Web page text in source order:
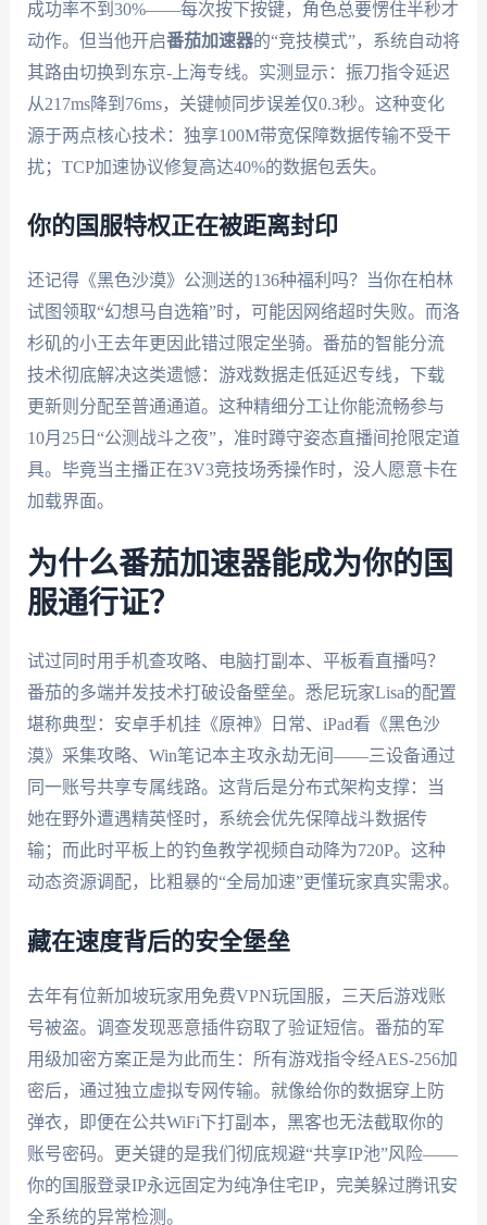
成功率不到30%——每次按下按键，角色总要愣住半秒才
动作。但当他开启番茄加速器的“竞技模式”，系统自动将
其路由切换到东京-上海专线。实测显示：振刀指令延迟
从217ms降到76ms，关键帧同步误差仅0.3秒。这种变化
源于两点核心技术：独享100M带宽保障数据传输不受干
扰；TCP加速协议修复高达40%的数据包丢失。
你的国服特权正在被距离封印
还记得《黑色沙漠》公测送的136种福利吗？当你在柏林
试图领取“幻想马自选箱”时，可能因网络超时失败。而洛
杉矶的小王去年更因此错过限定坐骑。番茄的智能分流
技术彻底解决这类遗憾：游戏数据走低延迟专线，下载
更新则分配至普通通道。这种精细分工让你能流畅参与
10月25日“公测战斗之夜”，准时蹲守姿态直播间抢限定道
具。毕竟当主播正在3V3竞技场秀操作时，没人愿意卡在
加载界面。
为什么番茄加速器能成为你的国
服通行证？
试过同时用手机查攻略、电脑打副本、平板看直播吗？
番茄的多端并发技术打破设备壁垒。悉尼玩家Lisa的配置
堪称典型：安卓手机挂《原神》日常、iPad看《黑色沙
漠》采集攻略、Win笔记本主攻永劫无间——三设备通过
同一账号共享专属线路。这背后是分布式架构支撑：当
她在野外遭遇精英怪时，系统会优先保障战斗数据传
输；而此时平板上的钓鱼教学视频自动降为720P。这种
动态资源调配，比粗暴的“全局加速”更懂玩家真实需求。
藏在速度背后的安全堡垒
去年有位新加坡玩家用免费VPN玩国服，三天后游戏账
号被盗。调查发现恶意插件窃取了验证短信。番茄的军
用级加密方案正是为此而生：所有游戏指令经AES-256加
密后，通过独立虚拟专网传输。就像给你的数据穿上防
弹衣，即便在公共WiFi下打副本，黑客也无法截取你的
账号密码。更关键的是我们彻底规避“共享IP池”风险——
你的国服登录IP永远固定为纯净住宅IP，完美躲过腾讯安
全系统的异常检测。